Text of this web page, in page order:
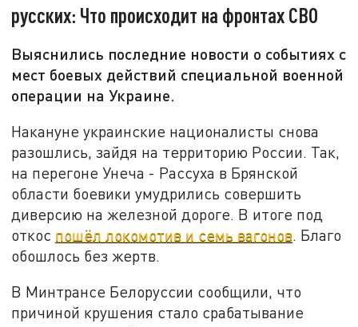
русских: Что происходит на фронтах СВО
Выяснились последние новости о событиях с
мест боевых действий специальной военной
операции на Украине.
Накануне украинские националисты снова
разошлись, зайдя на территорию России. Так,
на перегоне Унеча - Рассуха в Брянской
области боевики умудрились совершить
диверсию на железной дороге. В итоге под
откос пошёл локомотив и семь вагонов. Благо
обошлось без жертв.
В Минтрансе Белоруссии сообщили, что
причиной крушения стало срабатывание